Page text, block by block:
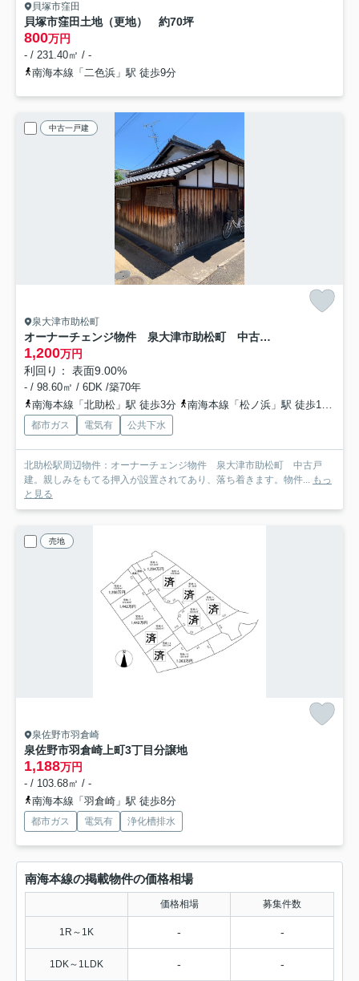
貝塚市窪田
貝塚市窪田土地（更地） 約70坪
800万円
- / 231.40㎡ / -
南海本線「二色浜」駅 徒歩9分
中古一戸建
泉大津市助松町
オーナーチェンジ物件 泉大津市助松町 中古戸建
1,200万円
利回り： 表面9.00%
- / 98.60㎡ / 6DK /築70年
南海本線「北助松」駅 徒歩3分
南海本線「松ノ浜」駅 徒歩13分
都市ガス 電気有 公共下水
北助松駅周辺物件：オーナーチェンジ物件 泉大津市助松町 中古戸
建。親しみをもてる押入が設置されてあり、落ち着きます。物件...
もっ
と見る
売地
泉佐野市羽倉崎
泉佐野市羽倉崎上町3丁目分譲地
1,188万円
- / 103.68㎡ / -
南海本線「羽倉崎」駅 徒歩8分
都市ガス 電気有 浄化槽排水
南海本線の掲載物件の価格相場
価格相場 募集件数
1R～1K - -
1DK～1LDK - -